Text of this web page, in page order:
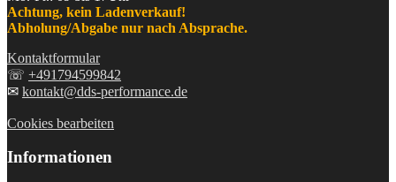
Achtung, kein Ladenverkauf!
Abholung/Abgabe nur nach Absprache.
Kontaktformular
☏ +491794599842
✉ kontakt@dds-performance.de
Cookies bearbeiten
Informationen